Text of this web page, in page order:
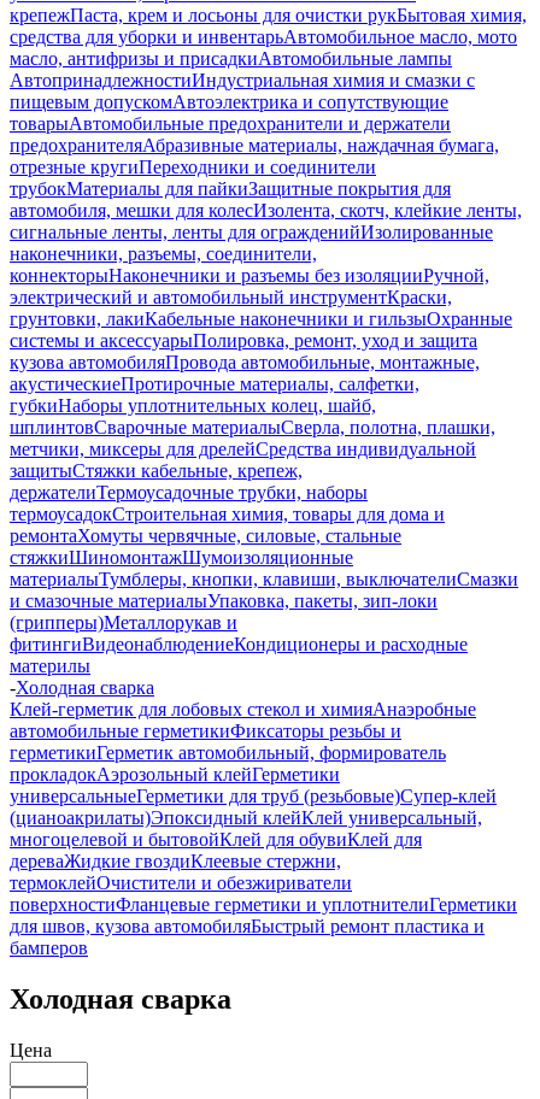
крепежПаста, крем и лосьоны для очистки рукБытовая химия,
средства для уборки и инвентарьАвтомобильное масло, мото
масло, антифризы и присадкиАвтомобильные лампы
АвтопринадлежностиИндустриальная химия и смазки с
пищевым допускомАвтоэлектрика и сопутствующие
товарыАвтомобильные предохранители и держатели
предохранителяАбразивные материалы, наждачная бумага,
отрезные кругиПереходники и соединители
трубокМатериалы для пайкиЗащитные покрытия для
автомобиля, мешки для колесИзолента, скотч, клейкие ленты,
сигнальные ленты, ленты для огражденийИзолированные
наконечники, разъемы, соединители,
коннекторыНаконечники и разъемы без изоляцииРучной,
электрический и автомобильный инструментКраски,
грунтовки, лакиКабельные наконечники и гильзыОхранные
системы и аксессуарыПолировка, ремонт, уход и защита
кузова автомобиляПровода автомобильные, монтажные,
акустическиеПротирочные материалы, салфетки,
губкиНаборы уплотнительных колец, шайб,
шплинтовСварочные материалыСверла, полотна, плашки,
метчики, миксеры для дрелейСредства индивидуальной
защитыСтяжки кабельные, крепеж,
держателиТермоусадочные трубки, наборы
термоусадокСтроительная химия, товары для дома и
ремонтаХомуты червячные, силовые, стальные
стяжкиШиномонтажШумоизоляционные
материалыТумблеры, кнопки, клавиши, выключателиСмазки
и смазочные материалыУпаковка, пакеты, зип-локи
(грипперы)Металлорукав и
фитингиВидеонаблюдениеКондиционеры и расходные
материлы
-Холодная сварка
Клей-герметик для лобовых стекол и химияАнаэробные
автомобильные герметикиФиксаторы резьбы и
герметикиГерметик автомобильный, формирователь
прокладокАэрозольный клейГерметики
универсальныеГерметики для труб (резьбовые)Супер-клей
(цианоакрилаты)Эпоксидный клейКлей универсальный,
многоцелевой и бытовойКлей для обувиКлей для
дереваЖидкие гвоздиКлеевые стержни,
термоклейОчистители и обезжириватели
поверхностиФланцевые герметики и уплотнителиГерметики
для швов, кузова автомобиляБыстрый ремонт пластика и
бамперов
Холодная сварка
Цена